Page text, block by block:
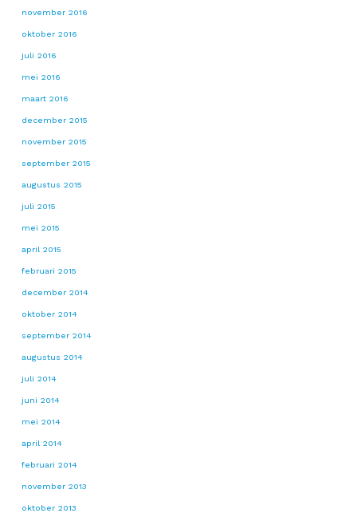
november 2016
oktober 2016
juli 2016
mei 2016
maart 2016
december 2015
november 2015
september 2015
augustus 2015
juli 2015
mei 2015
april 2015
februari 2015
december 2014
oktober 2014
september 2014
augustus 2014
juli 2014
juni 2014
mei 2014
april 2014
februari 2014
november 2013
oktober 2013